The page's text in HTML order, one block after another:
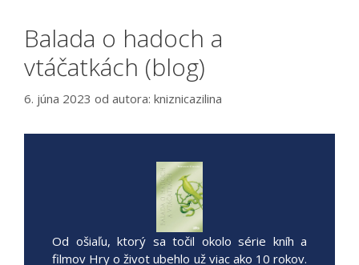
Balada o hadoch a
vtáčatkách (blog)
6. júna 2023 od autora: kniznicazilina
Od ošiaľu, ktorý sa točil okolo série kníh a
filmov Hry o život ubehlo už viac ako 10 rokov.